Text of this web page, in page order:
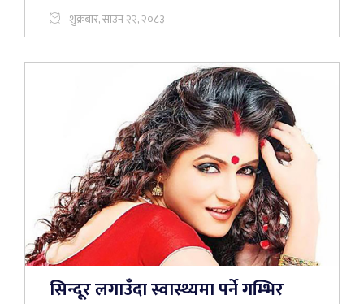
शुक्रबार, साउन २२, २०८३
सिन्दूर लगाउँदा स्वास्थ्यमा पर्ने गम्भिर